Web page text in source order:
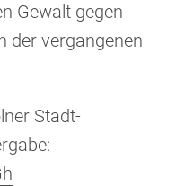
Gewalt gegen
der vergangenen
Stadt-